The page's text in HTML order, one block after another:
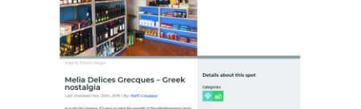
News – Press
CONTACT